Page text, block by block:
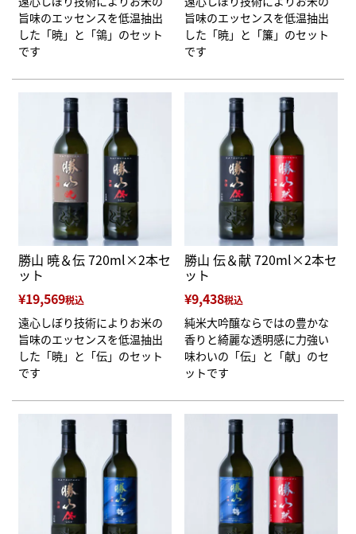
旨味のエッセンスを低温抽出
した「暁」と「鴒」のセット
です
旨味のエッセンスを低温抽出
した「暁」と「簾」のセット
です
勝山 暁＆伝 720ml×2本セ
ット
¥19,569税込
遠心しぼり技術によりお米の
旨味のエッセンスを低温抽出
した「暁」と「伝」のセット
です
勝山 伝＆献 720ml×2本セ
ット
¥9,438税込
純米大吟醸ならではの豊かな
香りと綺麗な透明感に力強い
味わいの「伝」と「献」のセ
ットです